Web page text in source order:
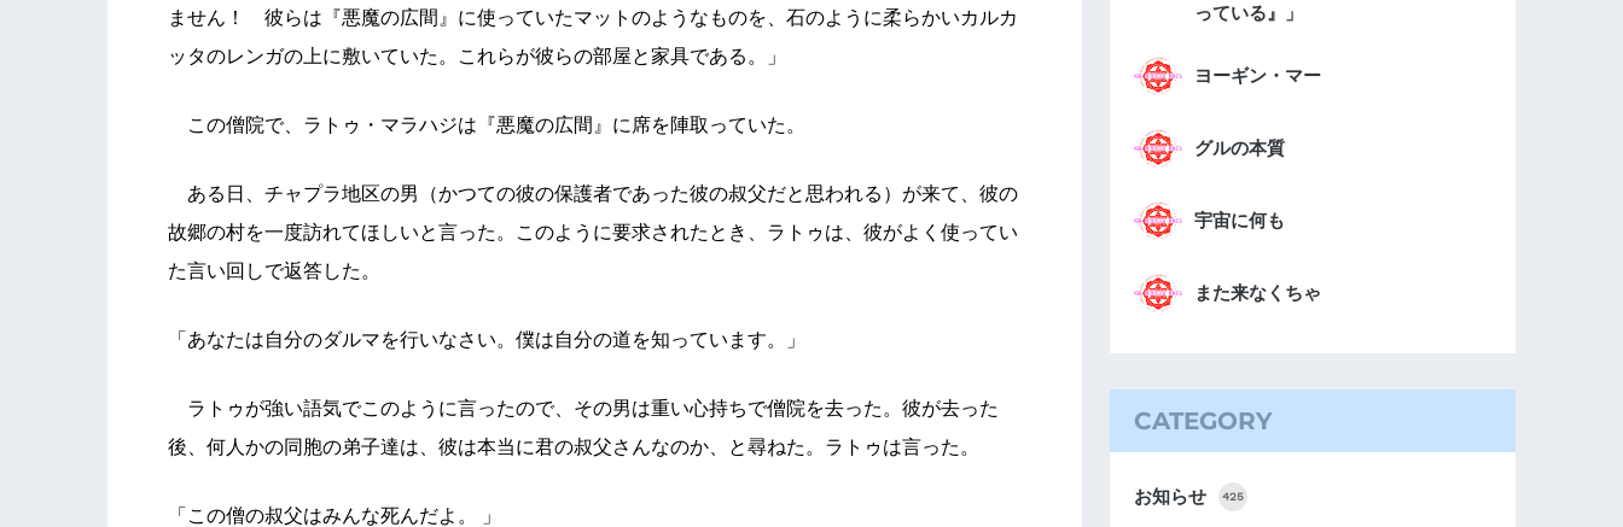
ません！ 彼らは『悪魔の広間』に使っていたマットのようなものを、石のように柔らかいカルカ
ッタのレンガの上に敷いていた。これらが彼らの部屋と家具である。」
この僧院で、ラトゥ・マラハジは『悪魔の広間』に席を陣取っていた。
ある日、チャプラ地区の男（かつての彼の保護者であった彼の叔父だと思われる）が来て、彼の
故郷の村を一度訪れてほしいと言った。このように要求されたとき、ラトゥは、彼がよく使ってい
た言い回しで返答した。
「あなたは自分のダルマを行いなさい。僕は自分の道を知っています。」
ラトゥが強い語気でこのように言ったので、その男は重い心持ちで僧院を去った。彼が去った
後、何人かの同胞の弟子達は、彼は本当に君の叔父さんなのか、と尋ねた。ラトゥは言った。
「この僧の叔父はみんな死んだよ。 」
っている』」
ヨーギン・マー
グルの本質
宇宙に何も
また来なくちゃ
CATEGORY
お知らせ 425